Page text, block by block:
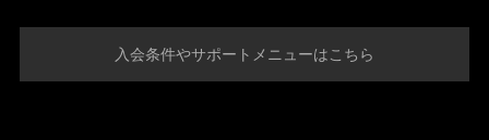
入会条件やサポートメニューはこちら